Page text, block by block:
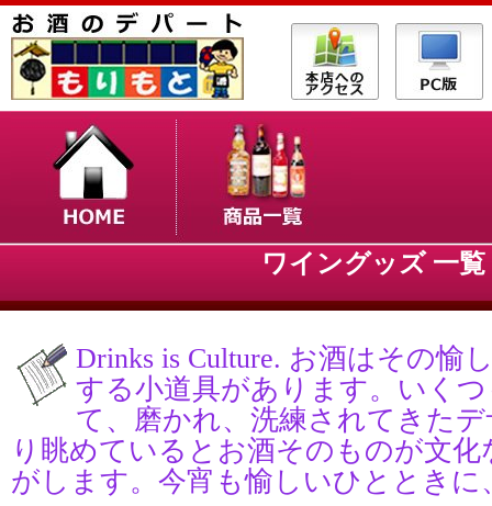
ワイングッズ 一覧
Drinks is Culture. お酒はその愉
する小道具があります。いく
て、磨かれ、洗練されてきた
り眺めているとお酒そのものが文
がします。今宵も愉しいひとときに